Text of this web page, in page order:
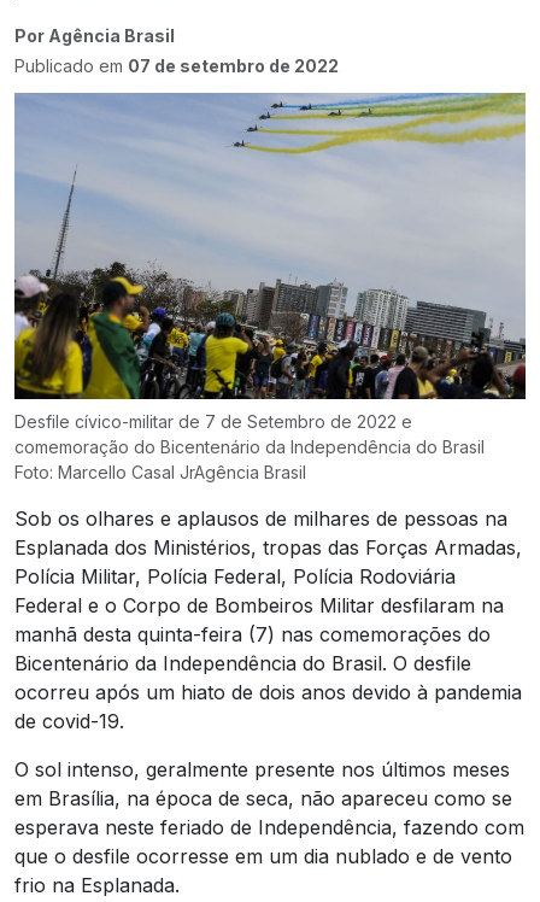
Por Agência Brasil
Publicado em 07 de setembro de 2022
Desfile cívico-militar de 7 de Setembro de 2022 e
comemoração do Bicentenário da Independência do Brasil
Foto: Marcello Casal JrAgência Brasil
Sob os olhares e aplausos de milhares de pessoas na
Esplanada dos Ministérios, tropas das Forças Armadas,
Polícia Militar, Polícia Federal, Polícia Rodoviária
Federal e o Corpo de Bombeiros Militar desfilaram na
manhã desta quinta-feira (7) nas comemorações do
Bicentenário da Independência do Brasil. O desfile
ocorreu após um hiato de dois anos devido à pandemia
de covid-19.
O sol intenso, geralmente presente nos últimos meses
em Brasília, na época de seca, não apareceu como se
esperava neste feriado de Independência, fazendo com
que o desfile ocorresse em um dia nublado e de vento
frio na Esplanada.